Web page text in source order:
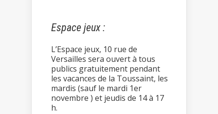
Espace jeux :
L’Espace jeux, 10 rue de
Versailles sera ouvert à tous
publics gratuitement pendant
les vacances de la Toussaint, les
mardis (sauf le mardi 1er
novembre ) et jeudis de 14 à 17
h.